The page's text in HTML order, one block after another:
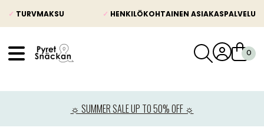
✓ TURVMAKSU ✓ HENKILÖKOHTAINEN ASIAKASPALVELU
☼ SUMMER SALE UP TO 50% OFF ☼
Lastenvaunut